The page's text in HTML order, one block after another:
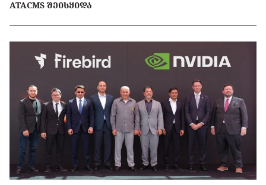
ATACMS ᲨᲔᲘᲡᲧᲘᲓᲐ